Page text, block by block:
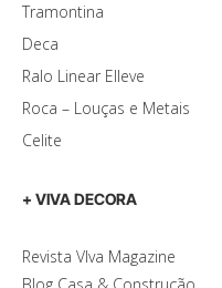
Tramontina
Deca
Ralo Linear Elleve
Roca – Louças e Metais
Celite
+ VIVA DECORA
Revista VIva Magazine